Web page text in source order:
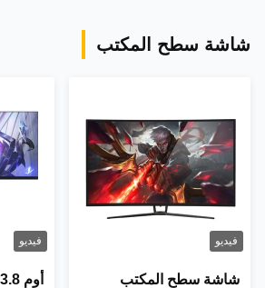
شاشة سطح المكتب
فيديو
شاشة سطح المكتب
فيديو